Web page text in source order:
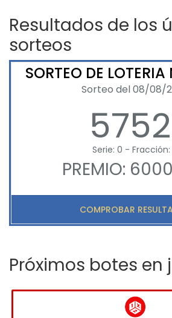
Resultados de los
sorteos
SORTEO DE
Sorteo del 08/08/
Serie: 0 - Fracción:
PREMIO:
COMPROBAR
Próximos botes en